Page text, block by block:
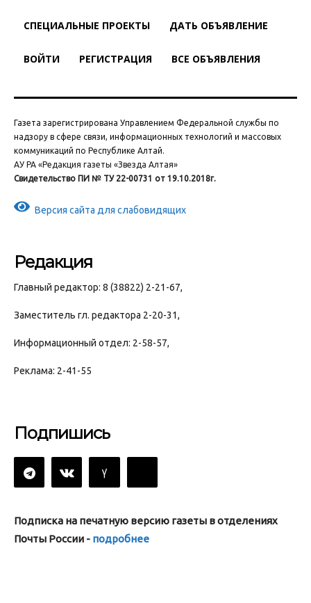
СПЕЦИАЛЬНЫЕ ПРОЕКТЫ ДАТЬ ОБЪЯВЛЕНИЕ
ВОЙТИ РЕГИСТРАЦИЯ ВСЕ ОБЪЯВЛЕНИЯ
Газета зарегистрирована Управлением Федеральной службы по
надзору в сфере связи, информационных технологий и массовых
коммуникаций по Республике Алтай.
АУ РА «Редакция газеты «Звезда Алтая»
Свидетельство ПИ № ТУ 22-00731 от 19.10.2018г.
Версия сайта для слабовидящих
Редакция
Главный редактор: 8 (38822) 2-21-67,
Заместитель гл. редактора 2-20-31,
Информационный отдел: 2-58-57,
Реклама: 2-41-55
Подпишись
Подписка на печатную версию газеты в отделениях
Почты России - подробнее